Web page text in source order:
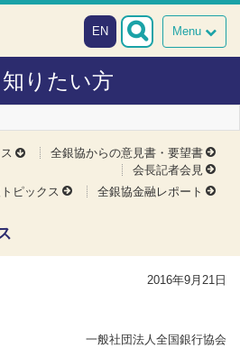
Menu
EN
りたい方
全銀協からの意見書・要望書
会長記者会見
ピックス
全銀協金融レポート
2016年9月21日
一般社団法人全国銀行協会